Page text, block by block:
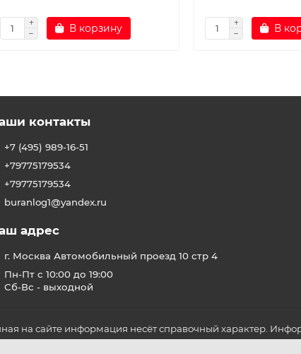
В корзину В
контакты
+7 (495) 989-16-51
+79775179534
+79775179534
buranlog1@yandex.ru
адрес
г. Москва Автомобильный проезд 10 стр 4
Пн-Пт с 10:00 до 19:00
Сб-Вс - выходной
на сайте информация несёт справочный характер.
товара удостоверьтесь во всех для вас важных